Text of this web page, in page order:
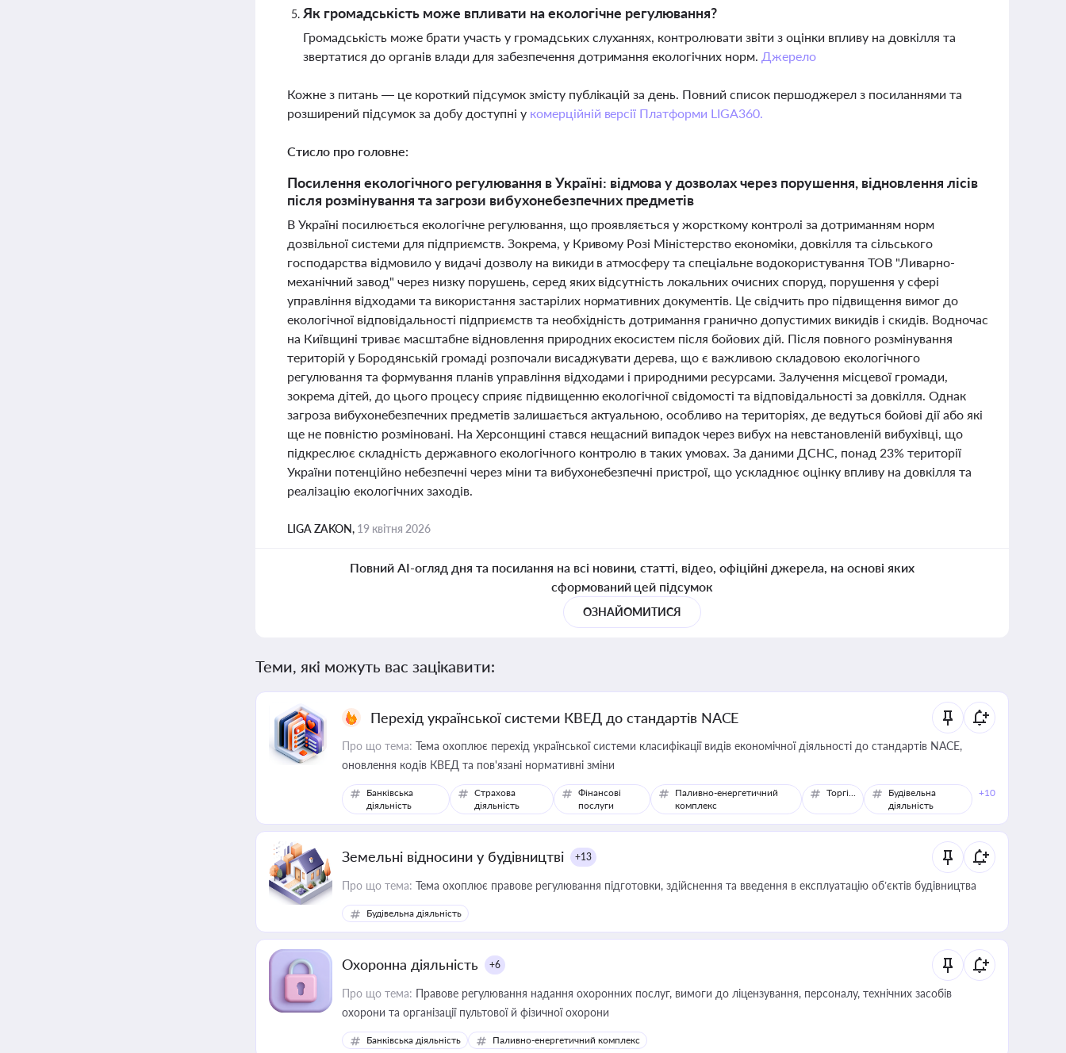
Як громадськість може впливати на екологічне регулювання?
Громадськість може брати участь у громадських слуханнях, контролювати звіти з оцінки впливу на довкілля та
звертатися до органів влади для забезпечення дотримання екологічних норм. Джерело
Кожне з питань — це короткий підсумок змісту публікацій за день. Повний список першоджерел з посиланнями та
розширений підсумок за добу доступні у комерційній версії Платформи LIGA360.
Стисло про головне:
Посилення екологічного регулювання в Україні: відмова у дозволах через порушення, відновлення лісів
після розмінування та загрози вибухонебезпечних предметів
В Україні посилюється екологічне регулювання, що проявляється у жорсткому контролі за дотриманням норм
дозвільної системи для підприємств. Зокрема, у Кривому Розі Міністерство економіки, довкілля та сільського
господарства відмовило у видачі дозволу на викиди в атмосферу та спеціальне водокористування ТОВ "Ливарно-
механічний завод" через низку порушень, серед яких відсутність локальних очисних споруд, порушення у сфері
управління відходами та використання застарілих нормативних документів. Це свідчить про підвищення вимог до
екологічної відповідальності підприємств та необхідність дотримання гранично допустимих викидів і скидів. Водночас
на Київщині триває масштабне відновлення природних екосистем після бойових дій. Після повного розмінування
територій у Бородянській громаді розпочали висаджувати дерева, що є важливою складовою екологічного
регулювання та формування планів управління відходами і природними ресурсами. Залучення місцевої громади,
зокрема дітей, до цього процесу сприяє підвищенню екологічної свідомості та відповідальності за довкілля. Однак
загроза вибухонебезпечних предметів залишається актуальною, особливо на територіях, де ведуться бойові дії або які
ще не повністю розміновані. На Херсонщині стався нещасний випадок через вибух на невстановленій вибухівці, що
підкреслює складність державного екологічного контролю в таких умовах. За даними ДСНС, понад 23% території
України потенційно небезпечні через міни та вибухонебезпечні пристрої, що ускладнює оцінку впливу на довкілля та
реалізацію екологічних заходів.
LIGA ZAKON, 19 квітня 2026
Повний AI-огляд дня та посилання на всі новини, статті, відео, офіційні джерела, на основі яких
сформований цей підсумок
ОЗНАЙОМИТИСЯ
Теми, які можуть вас зацікавити:
Перехід української системи КВЕД до стандартів NACE
Про що тема: Тема охоплює перехід української системи класифікації видів економічної діяльності до стандартів NACE,
оновлення кодів КВЕД та пов'язані нормативні зміни
Банківська
діяльність
Страхова
діяльність
Фінансові
послуги
Паливно-енергетичний
комплекс
Торгівля
Будівельна
діяльність
+10
Земельні відносини у будівництві +13
Про що тема: Тема охоплює правове регулювання підготовки, здійснення та введення в експлуатацію об’єктів будівництва
Будівельна діяльність
Охоронна діяльність +6
Про що тема: Правове регулювання надання охоронних послуг, вимоги до ліцензування, персоналу, технічних засобів
охорони та організації пультової й фізичної охорони
Банківська діяльність Паливно-енергетичний комплекс